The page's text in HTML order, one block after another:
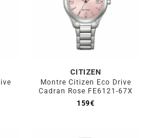
CITIZEN
Montre Citizen Eco Drive
Cadran Rose FE6121-67X
159€